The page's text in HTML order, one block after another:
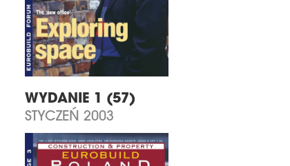
WYDANIE 1 (57)
STYCZEŃ 2003